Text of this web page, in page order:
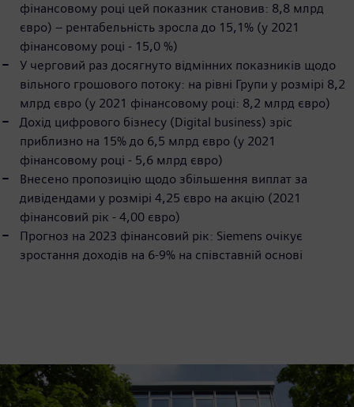
фінансовому році цей показник становив: 8,8 млрд
євро) – рентабельність зросла до 15,1% (у 2021
фінансовому році - 15,0 %)
У черговий раз досягнуто відмінних показників щодо
вільного грошового потоку: на рівні Групи у розмірі 8,2
млрд євро (у 2021 фінансовому році: 8,2 млрд євро)
Дохід цифрового бізнесу (Digital business) зріс
приблизно на 15% до 6,5 млрд євро (у 2021
фінансовому році - 5,6 млрд євро)
Внесено пропозицію щодо збільшення виплат за
дивідендами у розмірі 4,25 євро на акцію (2021
фінансовий рік - 4,00 євро)
Прогноз на 2023 фінансовий рік: Siemens очікує
зростання доходів на 6-9% на співставній основі